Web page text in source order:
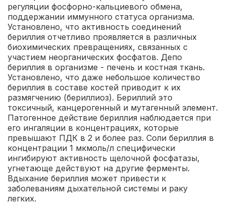
регуляции фосфорно-кальциевого обмена,
поддержании иммунного статуса организма.
Установлено, что активность соединений
бериллия отчетливо проявляется в различных
биохимических превращениях, связанных с
участием неорганических фосфатов. Депо
бериллия в организме - печень и костная ткань.
Установлено, что даже небольшое количество
бериллия в составе костей приводит к их
размягчению (бериллиоз). Бериллий это
токсичный, канцерогенный и мутагенный элемент.
Патогенное действие бериллия наблюдается при
его ингаляции в концентрациях, которые
превышают ПДК в 2 и более раз. Соли бериллия в
концентрации 1 мкмоль/л специфически
ингибируют активность щелочной фосфатазы,
угнетающе действуют на другие ферменты.
Вдыхание бериллия может привести к
заболеваниям дыхательной системы и раку
легких.